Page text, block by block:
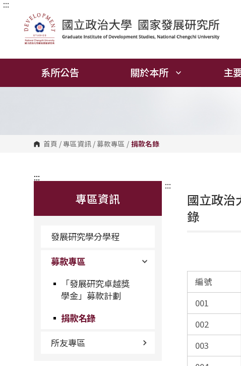
跳
塊
:::
系所公告 關於本所 主
首頁 / 專區資訊 / 募款專區 / 捐款名錄
:::
專區資訊
發展研究學分學程
募款專區
「發展研究卓越獎
學金」募款計劃
捐款名錄
所友專區
:::
國立政治
錄
編號
001
002
003